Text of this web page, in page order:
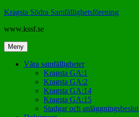
Hoppa
innehåll
Kragsta Södra Samfällighetsförening
www.kssf.se
Meny
Våra samfälligheter
Kragsta GA:1
Kragsta GA:2
Kragsta GA:14
Kragsta GA:15
Stadgar och anläggningsbeslut